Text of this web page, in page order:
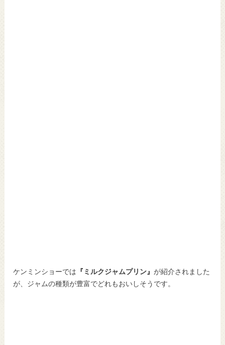
ケンミンショーでは 『ミルクジャムプリン』が紹介されました
が、ジャムの種類が豊富でどれもおいしそうです。